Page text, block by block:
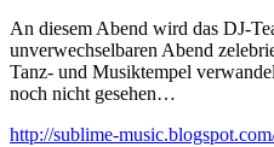
An diesem Abend wird das DJ-
unverwechselbaren Abend
Tanz- und Musiktempel
noch nicht gesehen…
http://sublime-